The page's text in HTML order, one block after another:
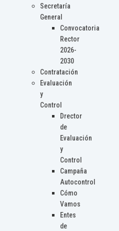
Secretaría
General
Convocatoria
Rector
2026-
2030
Contratación
Evaluación
y
Control
Drector
de
Evaluación
y
Control
Campaña
Autocontrol
Cómo
Vamos
Entes
de